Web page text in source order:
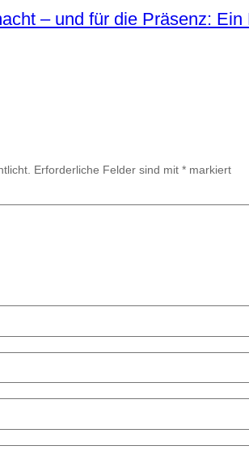
– und für die Präsenz:
Erforderliche Felder sind mit * markiert